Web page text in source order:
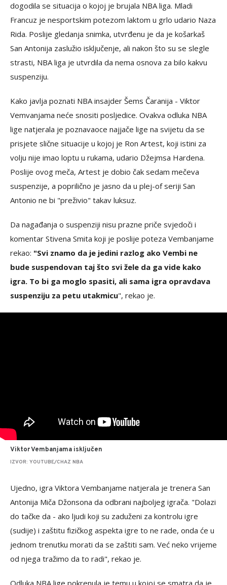
dogodila se situacija o kojoj je brujala NBA liga. Mladi
Francuz je nesportskim potezom laktom u grlo udario Naza
Rida. Poslije gledanja snimka, utvrđenu je da je košarkaš
San Antonija zaslužio isključenje, ali nakon što su se slegle
strasti, NBA liga je utvrdila da nema osnova za bilo kakvu
suspenziju.
Kako javlja poznati NBA insajder Šems Čaranija - Viktor
Vemvanjama neće snositi posljedice. Ovakva odluka NBA
lige natjerala je poznavaoce najjače lige na svijetu da se
prisjete slične situacije u kojoj je Ron Artest, koji istini za
volju nije imao loptu u rukama, udario Džejmsa Hardena.
Poslije ovog meča, Artest je dobio čak sedam mečeva
suspenzije, a poprilično je jasno da u plej-of seriji San
Antonio ne bi "preživio" takav luksuz.
Da nagađanja o suspenziji nisu prazne priče svjedoči i
komentar Stivena Smita koji je poslije poteza Vembanjame
rekao: "Svi znamo da je jedini razlog ako Vembi ne
bude suspendovan taj što svi žele da ga vide kako
igra. To bi ga moglo spasiti, ali sama igra opravdava
suspenziju za petu utakmicu", rekao je.
Viktor Vembanjama isključen
IZVOR: YOUTUBE/CHAZ NBA
Ujedno, igra Viktora Vembanjame natjerala je trenera San
Antonija Miča Džonsona da odbrani najboljeg igrača. "Dolazi
do tačke da - ako ljudi koji su zaduženi za kontrolu igre
(sudije) i zaštitu fizičkog aspekta igre to ne rade, onda će u
jednom trenutku morati da se zaštiti sam. Već neko vrijeme
od njega tražimo da to radi", rekao je.